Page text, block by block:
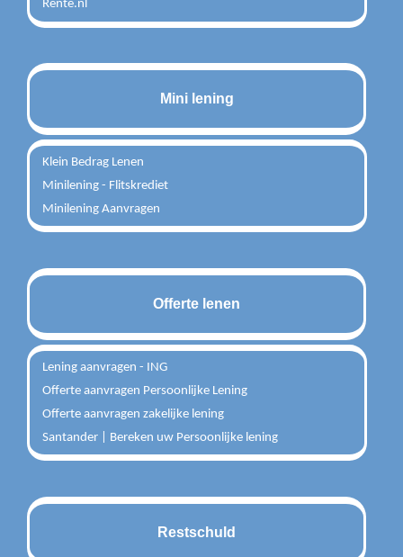
Rente.nl
Mini lening
Klein Bedrag Lenen
Minilening - Flitskrediet
Minilening Aanvragen
Offerte lenen
Lening aanvragen - ING
Offerte aanvragen Persoonlijke Lening
Offerte aanvragen zakelijke lening
Santander | Bereken uw Persoonlijke lening
Restschuld